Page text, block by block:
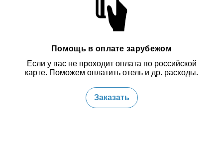
Помощь в оплате зарубежом
Если у вас не проходит оплата по российской
карте. Поможем оплатить отель и др. расходы.
Заказать